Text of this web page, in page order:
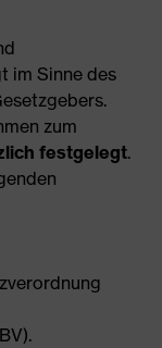
im Sinne des
zum
festgelegt.